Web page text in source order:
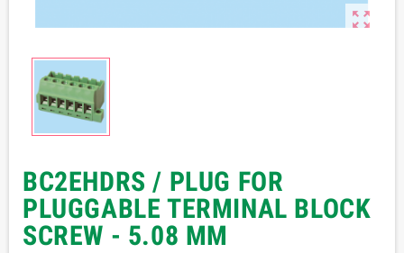

BC2EHDRS / PLUG FOR
PLUGGABLE TERMINAL BLOCK
SCREW - 5.08 MM